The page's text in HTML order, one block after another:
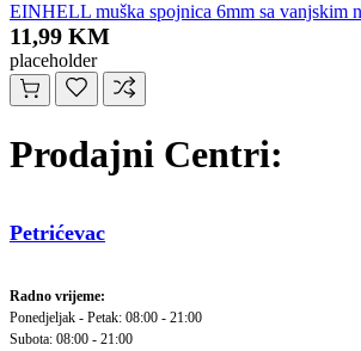
EINHELL muška spojnica 6mm sa vanjskim
11,99 KM
placeholder
Prodajni Centri:
Petrićevac
Radno vrijeme:
Ponedjeljak - Petak: 08:00 - 21:00
Subota: 08:00 - 21:00